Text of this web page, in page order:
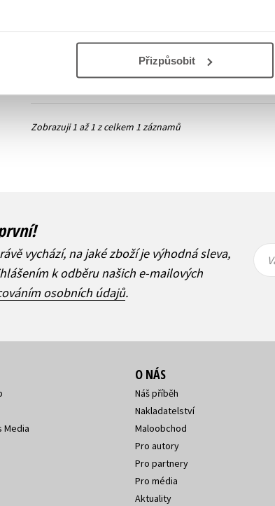
Přizpůsobit
Zobrazuji 1 až 1 z celkem 1 záznamů
vychází, na jaké zboží je výhodná sleva,
k odběru našich e-mailových
osobních údajů.
Media
O NÁS
Náš příběh
Nakladatelství
Maloobchod
Pro autory
Pro partnery
Pro média
Aktuality